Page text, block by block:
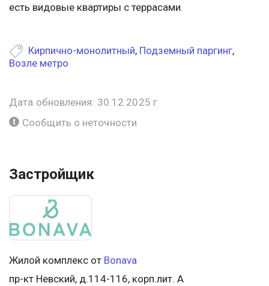
есть видовые квартиры с террасами.
Кирпично-монолитный, Подземный паргинг,
Возле метро
Дата обновления: 30.12.2025 г
Сообщить о неточности
Застройщик
Жилой комплекс от Bonava
пр-кт Невский, д.114-116, корп.лит. А